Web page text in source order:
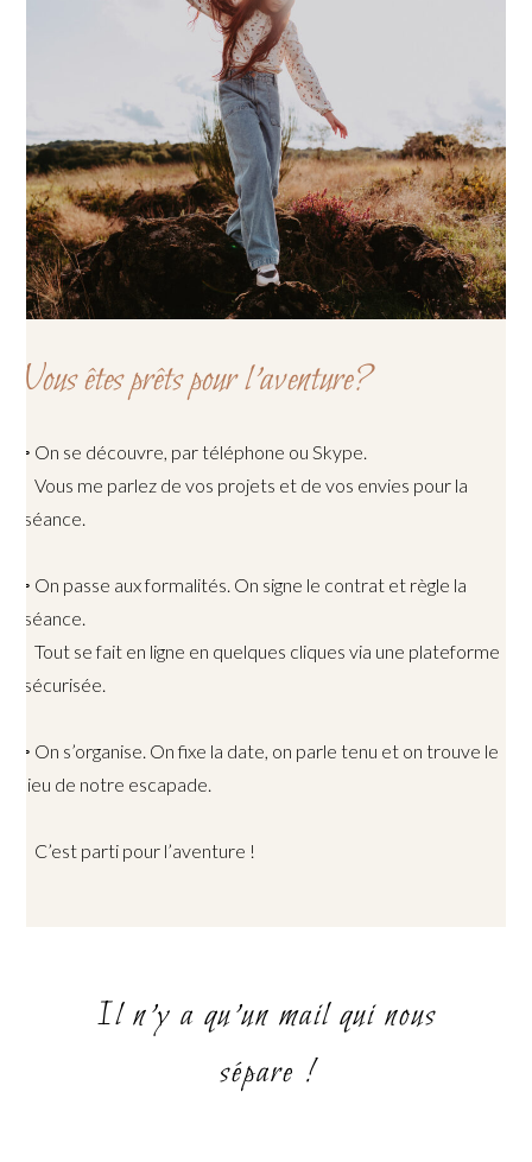
Vous êtes prêts pour l’aventure?
◦ On se découvre, par téléphone ou Skype.
Vous me parlez de vos projets et de vos envies pour la
séance.
◦ On passe aux formalités. On signe le contrat et règle la
séance.
Tout se fait en ligne en quelques cliques via une plateforme
sécurisée.
◦ On s’organise. On fixe la date, on parle tenu et on trouve le
lieu de notre escapade.
C’est parti pour l’aventure !
Il n’y a qu’un mail qui nous
sépare !